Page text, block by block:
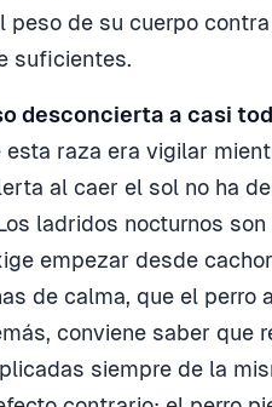
de su cuerpo
suficientes.
desconcierta a casi
raza era vigilar
al caer el sol no ha
ladridos nocturnos
empezar desde
de calma, que el perro
conviene saber que
siempre de la